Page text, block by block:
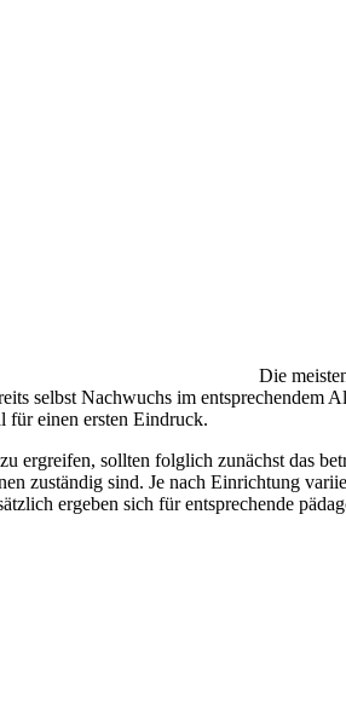
Die
selbst Nachwuchs im entsprechendem
für einen ersten Eindruck.
sollten folglich zunächst das
zuständig sind. Je nach Einrichtung
ergeben sich für entsprechende